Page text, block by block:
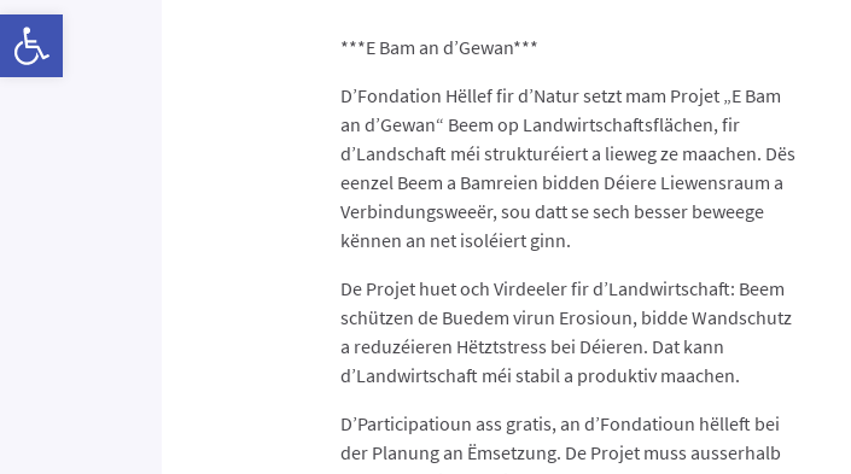
***E Bam an d’Gewan***
D’Fondation Hëllef fir d’Natur setzt mam Projet „E Bam
an d’Gewan“ Beem op Landwirtschaftsflächen, fir
d’Landschaft méi strukturéiert a lieweg ze maachen. Dës
eenzel Beem a Bamreien bidden Déiere Liewensraum a
Verbindungsweeër, sou datt se sech besser beweege
kënnen an net isoléiert ginn.
De Projet huet och Virdeeler fir d’Landwirtschaft: Beem
schützen de Buedem virun Erosioun, bidde Wandschutz
a reduzéieren Hëtztstress bei Déieren. Dat kann
d’Landwirtschaft méi stabil a produktiv maachen.
D’Participatioun ass gratis, an d’Fondatioun hëlleft bei
der Planung an Ëmsetzung. De Projet muss ausserhalb
Ouvrir la barre d’outils